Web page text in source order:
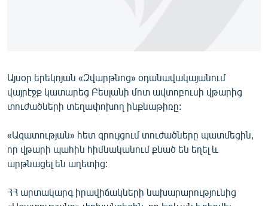
ԱՐԽԻՎ
ՏԵՍԱՆՅՈՒԹԵՐ
ՁԳՏԵԼՈՎ ԼԱՎԱԳՈՒՅՆԻՆ
ՓՈԴՔԱՍԹ
Հայերեն
Այսօր երեկոյան «Զվարթնոց» օդանավակայանում
վայրէջք կատարեց Բեսլանի մոտ ավտոբուսի վթարից
տուժածների տեղափոխող ինքնաթիռը:
«Ազատության» հետ զրույցում տուժածները պատմեցին,
որ վթարի պահին հիմնականում քնած են եղել և
արթնացել են աղետից:
ՀՀ արտակարգ իրավիճակների նախարարությունից